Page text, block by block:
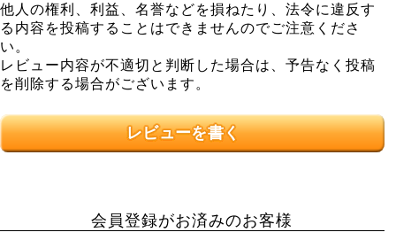
他人の権利、利益、名誉などを損ねたり、法令に違反す
る内容を投稿することはできませんのでご注意くださ
い。
レビュー内容が不適切と判断した場合は、予告なく投稿
を削除する場合がございます。
レビューを書く
会員登録がお済みのお客様